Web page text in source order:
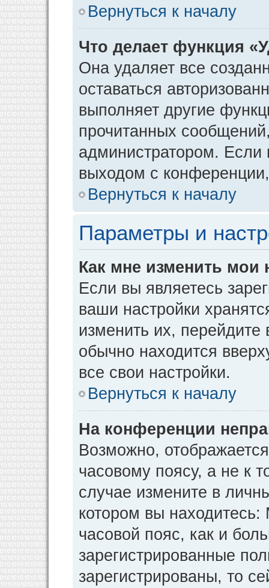
Вернуться к началу
Что делает функция
Она удаляет все
оставаться
выполняет другие
прочитанных
администратором. Если
выходом с
Вернуться к началу
Параметры и
Как мне изменить мои
Если вы являетесь
ваши настройки
изменить их, перейдите
обычно находится
все свои настройки.
Вернуться к началу
На конференции
Возможно,
часовому поясу, а не к
случае измените в
котором вы находитесь:
часовой пояс, как и
зарегистрированные
зарегистрированы, то